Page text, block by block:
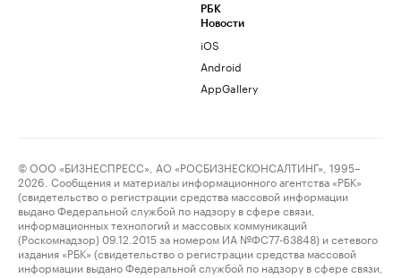
РБК
Новости
iOS
Android
AppGallery
© ООО «БИЗНЕСПРЕСС», АО «РОСБИЗНЕСКОНСАЛТИНГ», 1995–
2026. Сообщения и материалы информационного агентства «РБК»
(свидетельство о регистрации средства массовой информации
выдано Федеральной службой по надзору в сфере связи,
информационных технологий и массовых коммуникаций
(Роскомнадзор) 09.12.2015 за номером ИА №ФС77-63848) и сетевого
издания «РБК» (свидетельство о регистрации средства массовой
информации выдано Федеральной службой по надзору в сфере связи,